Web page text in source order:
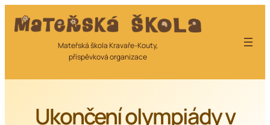
na
Mateřská škola Kravaře-Kouty,
příspěvková organizace
Ukončení olympiády v